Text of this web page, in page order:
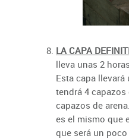
LA CAPA
lleva unas 2 horas.
Esta capa
tendrá 4 capazos
capazos de
es el mismo que
que será un poco